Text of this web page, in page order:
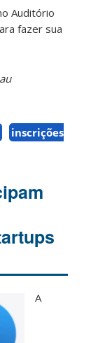
Auditório
fazer sua
inscrições
A